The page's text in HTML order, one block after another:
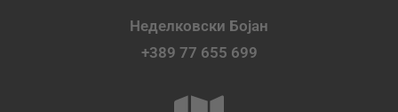
Неделковски Бојан
+389 77 655 699